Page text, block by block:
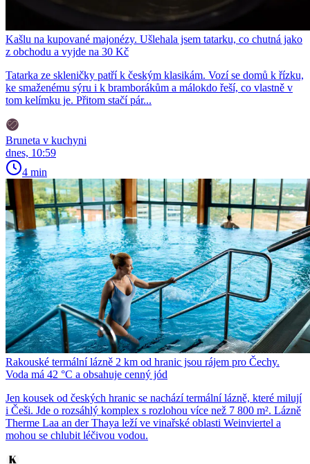
Kašlu na kupované majonézy. Ušlehala jsem tatarku, co chutná jako
z obchodu a vyjde na 30 Kč
Tatarka ze skleničky patří k českým klasikám. Vozí se domů k řízku,
ke smaženému sýru i k bramborákům a málokdo řeší, co vlastně v
tom kelímku je. Přitom stačí pár...
Bruneta v kuchyni
dnes, 10:59
4 min
Rakouské termální lázně 2 km od hranic jsou rájem pro Čechy.
Voda má 42 °C a obsahuje cenný jód
Jen kousek od českých hranic se nachází termální lázně, které milují
i Češi. Jde o rozsáhlý komplex s rozlohou více než 7 800 m². Lázně
Therme Laa an der Thaya leží ve vinařské oblasti Weinviertel a
mohou se chlubit léčivou vodou.